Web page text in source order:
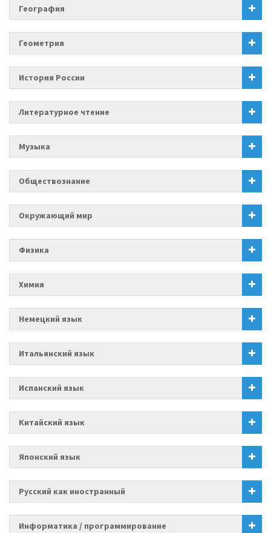
География
Геометрия
История России
Литературное чтение
Музыка
Обществознание
Окружающий мир
Физика
Химия
Немецкий язык
Итальянский язык
Испанский язык
Китайский язык
Японский язык
Русский как иностранный
Информатика / программирование